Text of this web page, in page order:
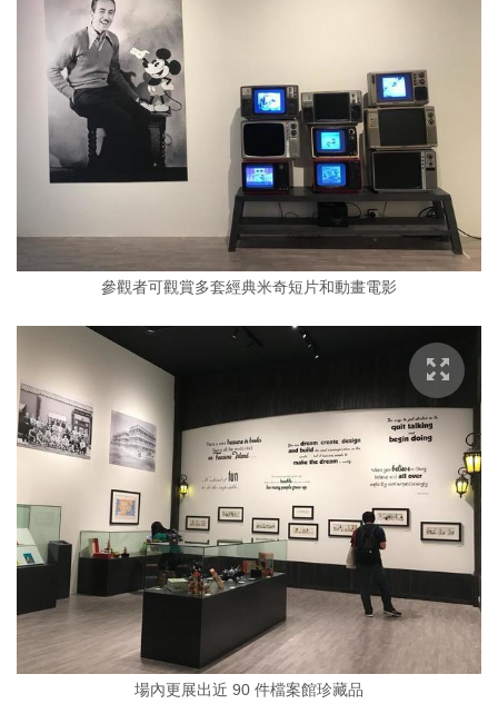
參觀者可觀賞多套經典米奇短片和動畫電影
場內更展出近 90 件檔案館珍藏品